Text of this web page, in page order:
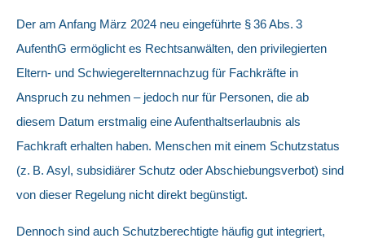
Der am Anfang März 2024 neu eingeführte § 36 Abs. 3
AufenthG ermöglicht es Rechtsanwälten, den privilegierten
Eltern- und Schwiegerelternnachzug für Fachkräfte in
Anspruch zu nehmen – jedoch nur für Personen, die ab
diesem Datum erstmalig eine Aufenthaltserlaubnis als
Fachkraft erhalten haben. Menschen mit einem Schutzstatus
(z. B. Asyl, subsidiärer Schutz oder Abschiebungsverbot) sind
von dieser Regelung nicht direkt begünstigt.
Dennoch sind auch Schutzberechtigte häufig gut integriert,